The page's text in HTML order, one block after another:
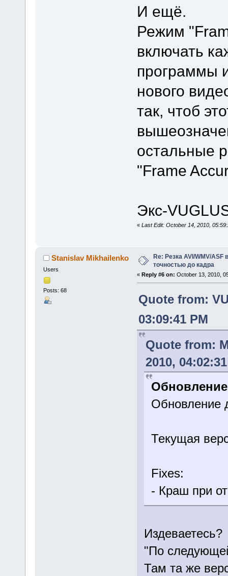
И ещё.
Режим
включать
программы
нового
так, чтоб
остальные
"Frame
Экс-
« Last Edit: October 14, 2010,
Stanislav Mikhailenko
Users
Posts: 68
Re: Резка AVI/WMV/
точностью до кадра
« Reply #6 on: October 13, 2010,
Quote from:
03:09:41 PM
Quote from:
2010,
Обновление
Текущая
Fixes:
- Краш при
Издеваетесь?
"По
Там та же